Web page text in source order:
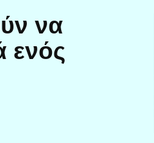
να
ενός